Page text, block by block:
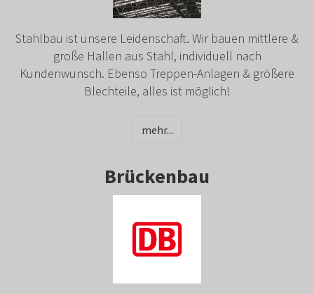
Stahlbau ist unsere Leidenschaft. Wir bauen mittlere &
große Hallen aus Stahl, individuell nach
Kundenwunsch. Ebenso Treppen-Anlagen & größere
Blechteile, alles ist möglich!
mehr...
Brückenbau